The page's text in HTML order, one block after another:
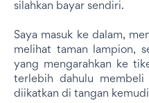
silahkan bayar sendiri.
Saya masuk ke dalam,
melihat taman lampion,
yang mengarahkan ke
terlebih dahulu
diikatkan di tangan